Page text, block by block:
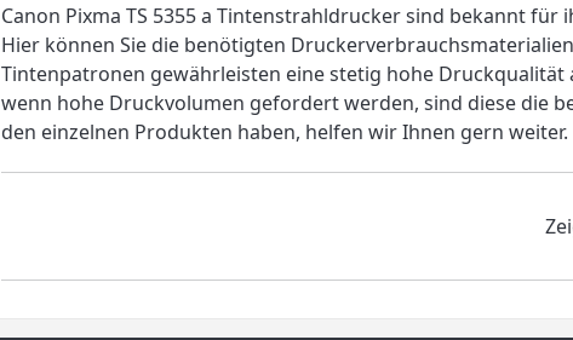
Canon Pixma TS 5355 a Tintenstrahldrucker sind bekannt
Hier können Sie die benötigten
Tintenpatronen gewährleisten eine stetig hohe Druckqualität
wenn hohe Druckvolumen gefordert werden, sind diese die
den einzelnen Produkten haben, helfen wir Ihnen gern weiter.